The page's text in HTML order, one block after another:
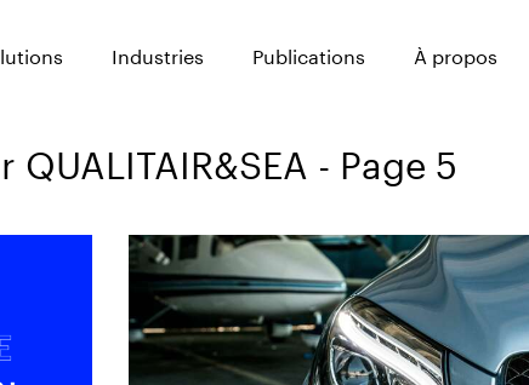
Industries Publications À propos
- Page 5